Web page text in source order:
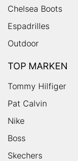
Chelsea Boots
Espadrilles
Outdoor
TOP MARKEN
Tommy Hilfiger
Pat Calvin
Nike
Boss
Skechers